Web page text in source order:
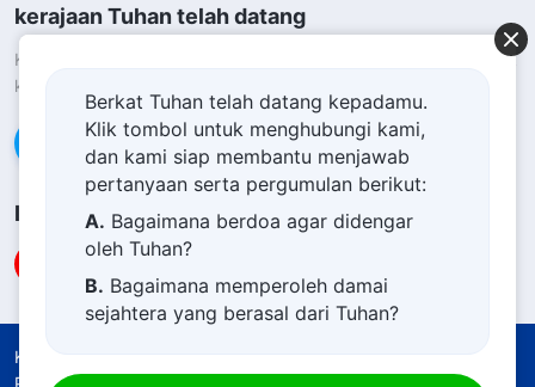
kerajaan Tuhan telah datang
Kerajaan Tuhan telah datang ke bumi! Apakah Anda ingin masuk
ke dalam kerajaan Tuhan?
Hubungi kami via WhatsApp
Ikuti Kami
Ketentuan Penggunaan
Penghargaan
Berkat Tuhan telah datang kepadamu.
Klik tombol untuk menghubungi kami,
dan kami siap membantu menjawab
pertanyaan serta pergumulan berikut:
A. Bagaimana berdoa agar didengar
oleh Tuhan?
B. Bagaimana memperoleh damai
sejahtera yang berasal dari Tuhan?